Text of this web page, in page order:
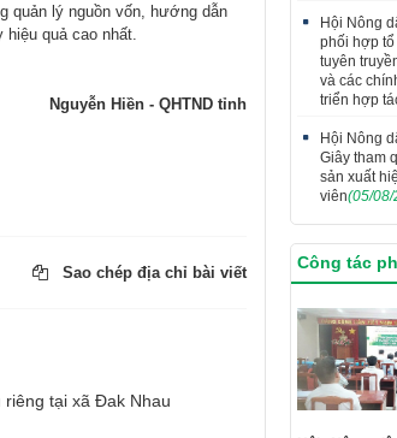
quản lý nguồn vốn, hướng dẫn
quả cao nhất.
Nguyễn Hiền - QHTND tỉnh
Sao chép địa chỉ bài viết
tại xã Đak Nhau
Hội Nông
phối hợp
tuyên
và các
triển hợp
Hội Nông
Giây tham
sản xuất
viên(05/
Công tác